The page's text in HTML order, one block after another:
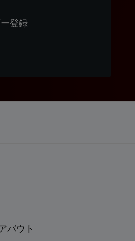
登録
バウト